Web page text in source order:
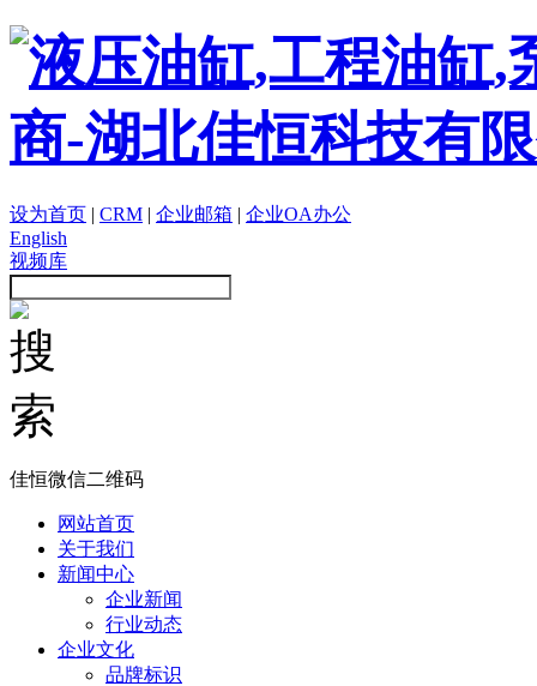
设为首页 | CRM | 企业邮箱 | 企业OA办公
English
视频库
佳恒微信二维码
网站首页
关于我们
新闻中心
企业新闻
行业动态
企业文化
品牌标识